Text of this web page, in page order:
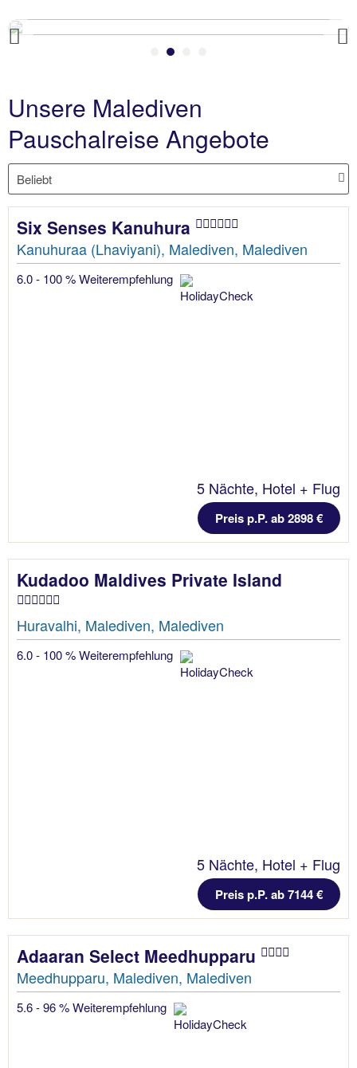
Previous
Unsere Malediven
Pauschalreise Angebote
Six Senses Kanuhura
Kanuhuraa (Lhaviyani), Malediven, Malediven
6.0 - 100 % Weiterempfehlung
5 Nächte, Hotel + Flug
Preis p.P. ab 2898 €
Kudadoo Maldives Private Island
Huravalhi, Malediven, Malediven
6.0 - 100 % Weiterempfehlung
5 Nächte, Hotel + Flug
Preis p.P. ab 7144 €
Adaaran Select Meedhupparu
Meedhupparu, Malediven, Malediven
5.6 - 96 % Weiterempfehlung